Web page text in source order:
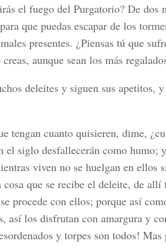
el fuego del Purgatorio? De dos
que puedas escapar de los
presentes. ¿Piensas tú que
aunque sean los más
deleites y siguen sus apetitos,
tengan cuanto quisieren, dime,
el siglo desfallecerán como humo;
viven no se huelgan en ellos
que se recibe el deleite, de allí
procede con ellos; porque así
así los disfrutan con amargura y
y torpes son todos!